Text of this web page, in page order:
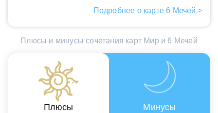
Подробнее о карте 6 Мечей >
Плюсы и минусы сочетания карт Мир и 6 Мечей
Плюсы Минусы